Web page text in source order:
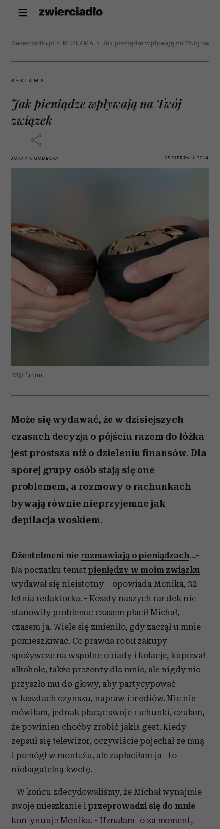
Zwierciadlo.pl > REKLAMA > Jak pieniądze wpływają na Twój
REKLAMA
Jak pieniądze wpływają na Twój
związek
JOANNA GODECKA 25 SIERPNIA 2014
123rf.com
Może się wydawać, że w dzisiejszych
czasach decyzja o pójściu razem do łóżka
jest prostsza niż o dzieleniu finansów. Dla
sporej grupy osób stają się one
problemem, a rozmowy o rachunkach
bywają równie nieprzyjemne jak
depilacja woskiem.
Dżentelmeni nie rozmawiają o pieniądzach…-
Na początku temat pieniędzy w moim związku
wydawał się nieistotny – opowiada Monika, 32-
letnia redaktorka. - Koszty naszych randek nie
stanowiły problemu: czasem płacił Michał,
czasem ja. Wiele się zmieniło, gdy zaczął u mnie
pomieszkiwać. Co prawda robił zakupy
spożywcze na wspólne obiady i kolacje, kupował
alkohole, także prezenty dla mnie, ale nigdy nie
przyszło mu do głowy, aby partycypować
w kosztach czynszu, napraw i mediów. Nic nie
mówiłam, jednak płacąc swoje rachunki, czułam,
że powinien choćby zrobić jakiś gest. Kiedy
zepsuł się telewizor, oczywiście pojechał ze mną
i pomógł w montażu, ale zapłaciłam ja i to
niebagatelną kwotę.
- W końcu zdecydowaliśmy, że Michał wynajmie
swoje mieszkanie i przeprowadzi się do mnie –
kontynuuje Monika. - Uznałam to za moment,